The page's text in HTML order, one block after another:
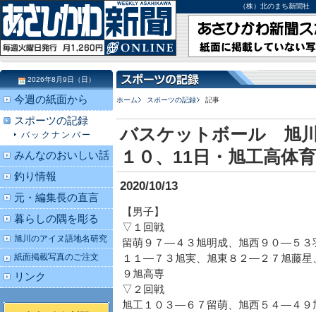
（株）北のまち新聞
ホーム スポーツの記録 記事
バスケットボール 旭
１０、11日・旭工高体
2020/10/13
【男子】
▽１回戦
留萌９７―４３旭明成、旭西９０―５
１１―７３旭実、旭東８２―２７旭藤
９旭高専
▽２回戦
旭工１０３―６７留萌、旭西５４―４
2026年8月9日（日）
今週の紙面から
スポーツの記録
バックナンバー
みんなのおいしい話
釣り情報
元・編集長の直言
暮らしの隅を彫る
旭川のアイヌ語地名研究
紙面掲載写真のご注文
リンク